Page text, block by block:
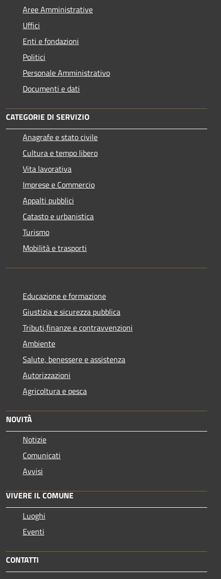
Aree Amministrative
Uffici
Enti e fondazioni
Politici
Personale Amministrativo
Documenti e dati
CATEGORIE DI SERVIZIO
Anagrafe e stato civile
Cultura e tempo libero
Vita lavorativa
Imprese e Commercio
Appalti pubblici
Catasto e urbanistica
Turismo
Mobilità e trasporti
Educazione e formazione
Giustizia e sicurezza pubblica
Tributi,finanze e contravvenzioni
Ambiente
Salute, benessere e assistenza
Autorizzazioni
Agricoltura e pesca
NOVITÀ
Notizie
Comunicati
Avvisi
VIVERE IL COMUNE
Luoghi
Eventi
CONTATTI